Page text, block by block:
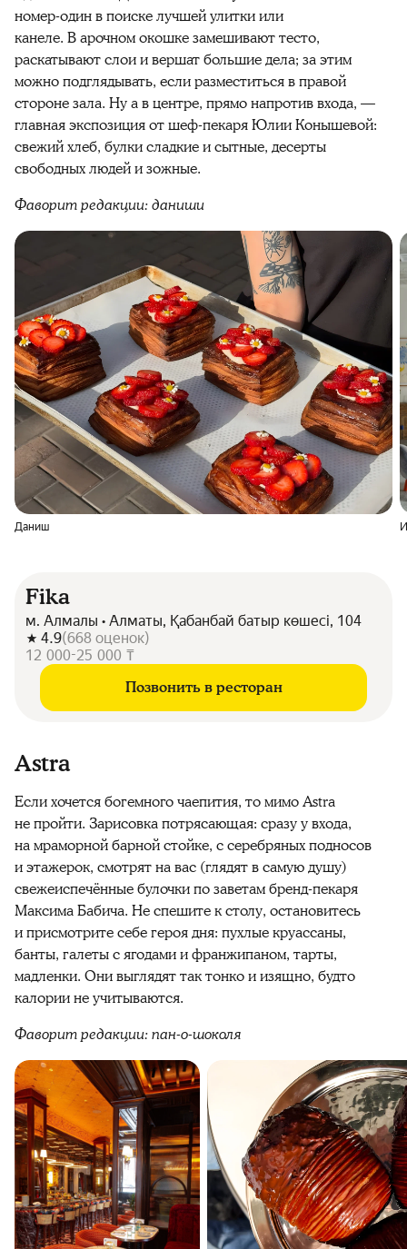
номер-один в поиске лучшей улитки или
канеле. В арочном окошке замешивают тесто,
раскатывают слои и вершат большие дела; за этим
можно подглядывать, если разместиться в правой
стороне зала. Ну а в центре, прямо напротив входа, —
главная экспозиция от шеф-пекаря Юлии Конышевой:
свежий хлеб, булки сладкие и сытные, десерты
свободных людей и зожные.
Фаворит редакции: даниши
Даниш
Fika
м. Алмалы • Алматы, Қабанбай батыр көшесі, 104
4.9(668 оценок)
12 000-25 000 ₸
Позвонить в ресторан
Astra
Если хочется богемного чаепития, то мимо Astra
не пройти. Зарисовка потрясающая: сразу у входа,
на мраморной барной стойке, с серебряных подносов
и этажерок, смотрят на вас (глядят в самую душу)
свежеиспечённые булочки по заветам бренд-пекаря
Максима Бабича. Не спешите к столу, остановитесь
и присмотрите себе героя дня: пухлые круассаны,
банты, галеты с ягодами и франжипаном, тарты,
мадленки. Они выглядят так тонко и изящно, будто
калории не учитываются.
Фаворит редакции: пан-о-шоколя